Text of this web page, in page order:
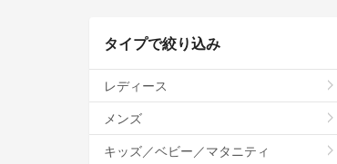
タイプで絞り込み
レディース
メンズ
キッズ／ベビー／マタニティ